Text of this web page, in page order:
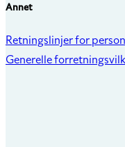
Annet
Retningslinjer for
Generelle